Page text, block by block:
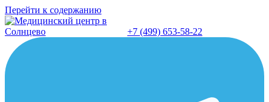
Перейти к содержанию
+7 (499) 653-58-22